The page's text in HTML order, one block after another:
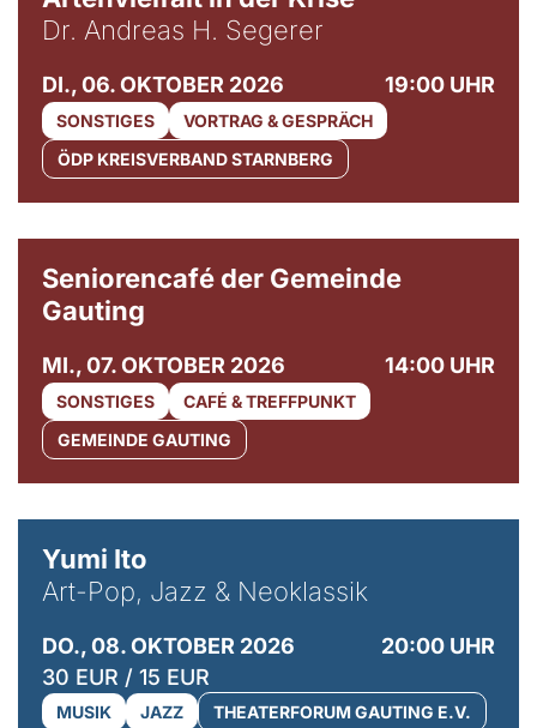
Dr. Andreas H. Segerer
DI., 06. OKTOBER 2026 19:00 UHR
SONSTIGES
VORTRAG & GESPRÄCH
ÖDP KREISVERBAND STARNBERG
Seniorencafé der Gemeinde
Gauting
MI., 07. OKTOBER 2026 14:00 UHR
SONSTIGES
CAFÉ & TREFFPUNKT
GEMEINDE GAUTING
Yumi Ito
Art-Pop, Jazz & Neoklassik
DO., 08. OKTOBER 2026
20:00 UHR
30 EUR / 15 EUR
MUSIK JAZZ THEATERFORUM GAUTING E.V.